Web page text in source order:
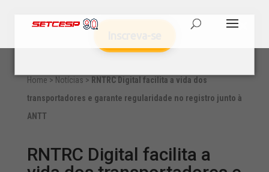
Home > Notícias > RNTRC Digital facilita a vida dos
transportadores e garante regularidade no registro junto à
ANTT
RNTRC Digital facilita a